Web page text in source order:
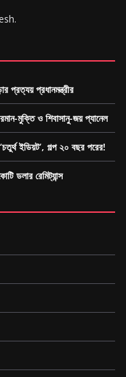
প্রত্যয় প্রধানমন্ত্রীর
মুক্তি ও শিবাসানু-জয় প্যানেল
ইডিয়ট’, গল্প ২০ বছর পরের!
ডলার রেমিট্যান্স